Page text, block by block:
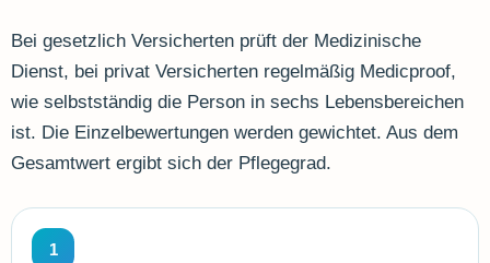
Bei gesetzlich Versicherten prüft der Medizinische
Dienst, bei privat Versicherten regelmäßig Medicproof,
wie selbstständig die Person in sechs Lebensbereichen
ist. Die Einzelbewertungen werden gewichtet. Aus dem
Gesamtwert ergibt sich der Pflegegrad.
1